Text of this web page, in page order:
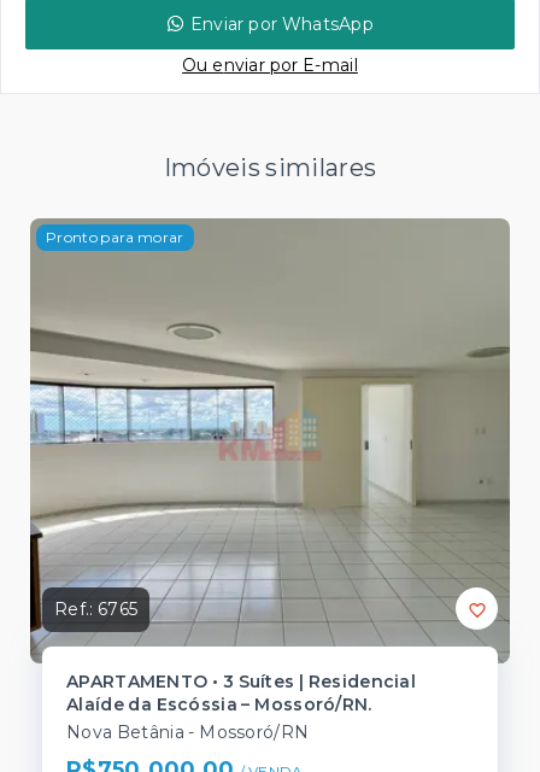
Enviar por WhatsApp
Ou enviar por E-mail
Imóveis similares
Pronto para morar
Ref.: 6765
APARTAMENTO • 3 Suítes | Residencial
Alaíde da Escóssia – Mossoró/RN.
Nova Betânia - Mossoró/RN